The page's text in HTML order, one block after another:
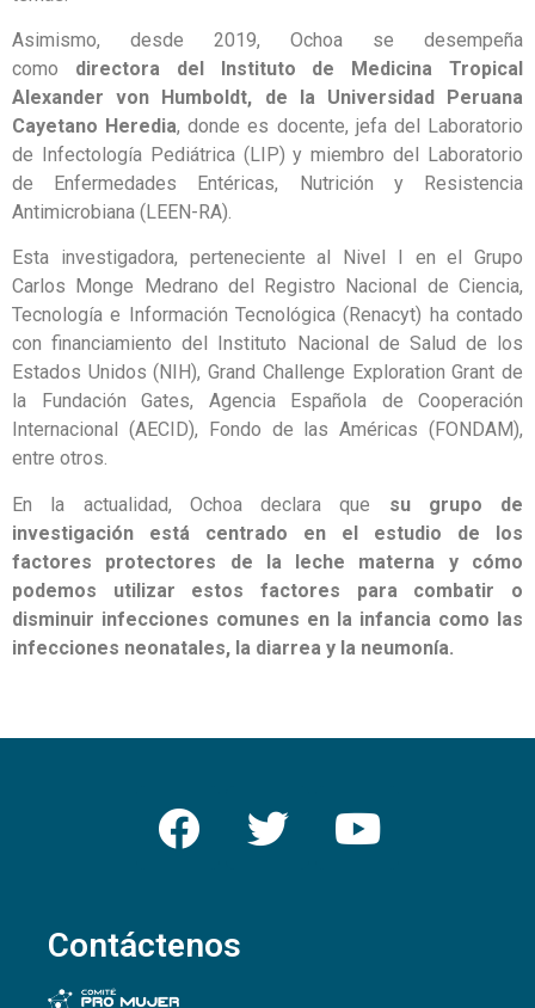
Asimismo, desde 2019, Ochoa se desempeña
como directora del Instituto de Medicina Tropical
Alexander von Humboldt, de la Universidad Peruana
Cayetano Heredia, donde es docente, jefa del Laboratorio
de Infectología Pediátrica (LIP) y miembro del Laboratorio
de Enfermedades Entéricas, Nutrición y Resistencia
Antimicrobiana (LEEN-RA).
Esta investigadora, perteneciente al Nivel I en el Grupo
Carlos Monge Medrano del Registro Nacional de Ciencia,
Tecnología e Información Tecnológica (Renacyt) ha contado
con financiamiento del Instituto Nacional de Salud de los
Estados Unidos (NIH), Grand Challenge Exploration Grant de
la Fundación Gates, Agencia Española de Cooperación
Internacional (AECID), Fondo de las Américas (FONDAM),
entre otros.
En la actualidad, Ochoa declara que su grupo de
investigación está centrado en el estudio de los
factores protectores de la leche materna y cómo
podemos utilizar estos factores para combatir o
disminuir infecciones comunes en la infancia como las
infecciones neonatales, la diarrea y la neumonía.
Contáctenos